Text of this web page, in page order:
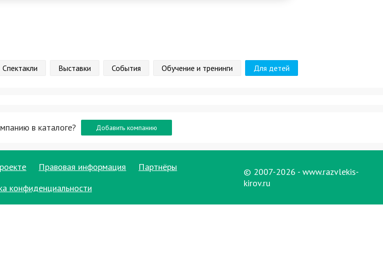
Спектакли Выставки События Обучение и тренинги Для детей
в каталоге? Добавить компанию
Правовая информация
Партнёры
конфиденциальности
© 2007-2026 - www.razvlekis-
kirov.ru